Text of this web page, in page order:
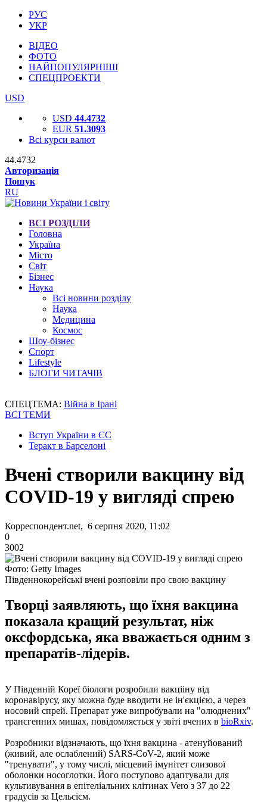
РУС
УКР
ВІДЕО
ФОТО
НАЙПОПУЛЯРНІШІ
СПЕЦПРОЕКТИ
USD
USD 44.4732
EUR 51.3093
Всі курси валют
44.4732
Авторизація
Пошук
RU
ВСІ РОЗДІЛИ
Головна
Україна
Місто
Світ
Бізнес
Наука
Всі новини розділу
Наука
Медицина
Космос
Шоу-бізнес
Спорт
Lifestyle
БЛОГИ ЧИТАЧІВ
СПЕЦТЕМА: Війна в Ірані
ВСІ ТЕМИ
Вступ України в ЄС
Теракт в Барселоні
Вчені створили вакцину від
COVID-19 у вигляді спрею
Корреспондент.net, 6 серпня 2020, 11:02
0
3002
Фото: Getty Images
Південнокорейські вчені розповіли про свою вакцину
Творці заявляють, що їхня вакцина
показала кращий результат, ніж
оксфордська, яка вважається одним з
препаратів-лідерів.
У Південній Кореї біологи розробили вакцііну від
коронавірусу, яку можна буде вводити не ін'єкцією, а через
носовий спрей. Препарат уже випробували на "олюднених"
трансгенних мишах, повідомляється у звіті вчених в bioRxiv.
Розробники відзначають, що їхня вакцина - атенуйований
(живий, але ослаблений) SARS-CoV-2, який може
"тренувати", у тому числі, місцевий імунітет слизової
оболонки носоглотки. Його поступово адаптували для
культивування в епітеліальних клітинах Vero з 37 до 22
градусів за Цельсієм.